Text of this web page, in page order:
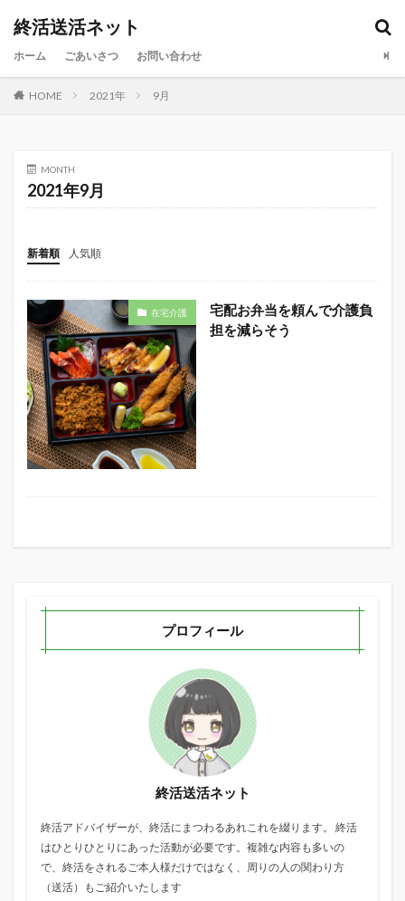
終活送活ネット
ホーム ごあいさつ お問い合わせ
HOME 2021年 9月
MONTH
2021年9月
新着順 人気順
在宅介護
宅配お弁当を頼んで介護負
担を減らそう
プロフィール
終活送活ネット
終活アドバイザーが、終活にまつわるあれこれを綴ります。 終活
はひとりひとりにあった活動が必要です。複雑な内容も多いの
で、終活をされるご本人様だけではなく、周りの人の関わり方
（送活）もご紹介いたします
カテゴリー